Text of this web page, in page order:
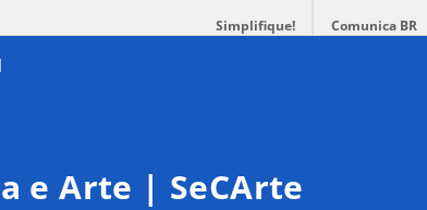
Simplifique! Comunica BR
e Arte | SeCArte